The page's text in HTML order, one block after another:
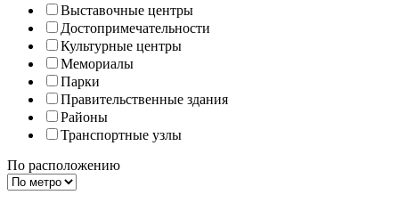
Выставочные центры
Достопримечательности
Культурные центры
Мемориалы
Парки
Правительственные здания
Районы
Транспортные узлы
По расположению